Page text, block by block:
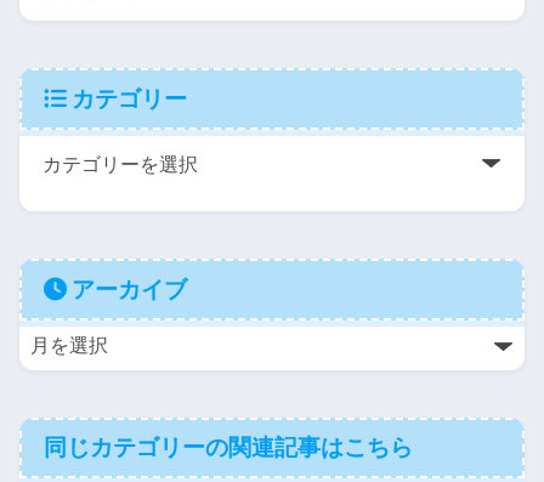
カテゴリー
アーカイブ
同じカテゴリーの関連記事はこちら